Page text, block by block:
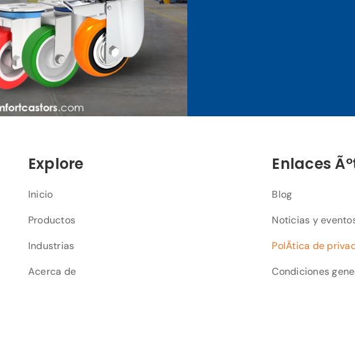
Explore
Inicio
Productos
Industrias
Acerca de
Enlaces
Blog
Noticias y
PolÃ­tica de
Condiciones